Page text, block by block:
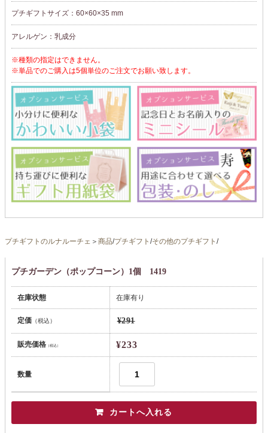
プチギフトサイズ：60×60×35 mm
アレルゲン：乳成分
※種類の指定はできません。
※単品でのご購入は5個単位のご注文でお願い致します。
プチギフトのルナルーチェ ＞ 商品/プチギフト /その他のプチギフト /
プチガーデン（ポップコーン）1個 1419
在庫状態 在庫有り
定価（税込） ¥291
販売価格（税込） ¥233
数量